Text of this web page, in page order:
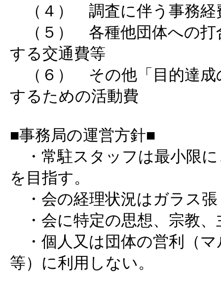
（４） 調査に伴う事務経
（５） 各種他団体への打
する交通費等
（６） その他「目的達成
するための活動費
■事務局の運営方針■
・常駐スタッフは最小限
を目指す。
・会の経理状況はガラス
・会に特定の思想、宗教、
・個人又は団体の営利（マ
等）に利用しない。